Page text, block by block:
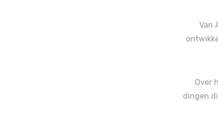
Van
Over
dingen